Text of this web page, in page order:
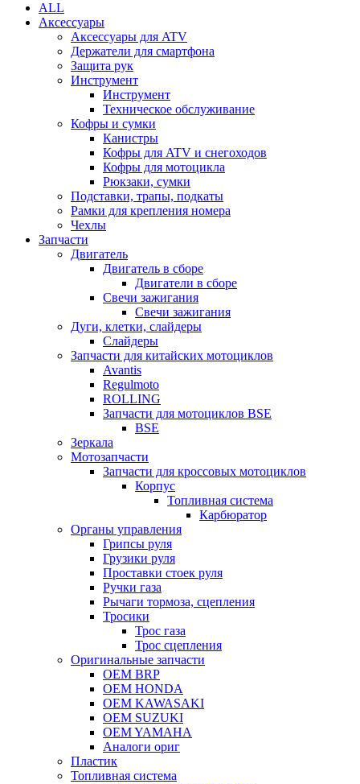
ALL
Аксессуары
Аксессуары для ATV
Держатели для смартфона
Защита рук
Инструмент
Инструмент
Техническое обслуживание
Кофры и сумки
Канистры
Кофры для ATV и снегоходов
Кофры для мотоцикла
Рюкзаки, сумки
Подставки, трапы, подкаты
Рамки для крепления номера
Чехлы
Запчасти
Двигатель
Двигатель в сборе
Двигатели в сборе
Свечи зажигания
Свечи зажигания
Дуги, клетки, слайдеры
Слайдеры
Запчасти для китайских мотоциклов
Avantis
Regulmoto
ROLLING
Запчасти для мотоциклов BSE
BSE
Зеркала
Мотозапчасти
Запчасти для кроссовых мотоциклов
Корпус
Топливная система
Карбюратор
Органы управления
Грипсы руля
Грузики руля
Проставки стоек руля
Ручки газа
Рычаги тормоза, сцепления
Тросики
Трос газа
Трос сцепления
Оригинальные запчасти
OEM BRP
OEM HONDA
OEM KAWASAKI
OEM SUZUKI
OEM YAMAHA
Аналоги ориг
Пластик
Топливная система